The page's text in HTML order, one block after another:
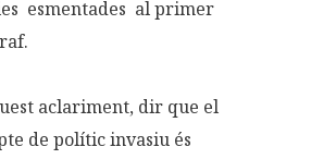
esmentades al primer
aclariment, dir que el
de polític invasiu és